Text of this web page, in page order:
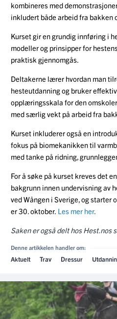
kombineres med
inkludert både arbeid fra bakken
Kurset gir en grundig innføring i
modeller og prinsipper for
praktisk gjennomgås.
Deltakerne lærer hvordan man
hesteutdanning og bruker
opplæringsskala for den
med særlig vekt på arbeid fra
Kurset inkluderer også en
fokus på biomekanikken til
med tanke på ridning,
For å søke på kurset kreves det
bakgrunn innen undervisning av
ved Wången i Sverige, og starter
er 30. oktober. Les mer her.
Saken er også delt hos Hest.nos
Denne artikkelen handler om:
Aktuelt Trav Dressur